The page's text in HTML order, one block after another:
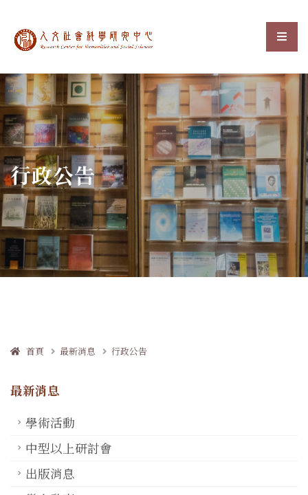
中央研究院人文社會科選
:::
行政公告
首頁 最新消息 行政公告
最新消息
學術活動
中型以上研討會
出版消息